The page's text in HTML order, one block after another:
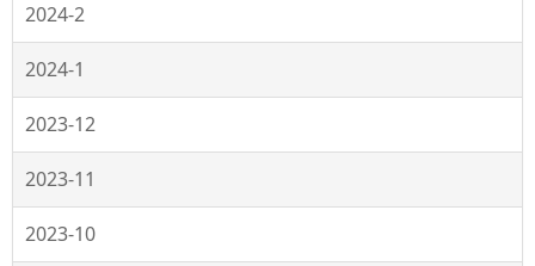
2024-2
2024-1
2023-12
2023-11
2023-10